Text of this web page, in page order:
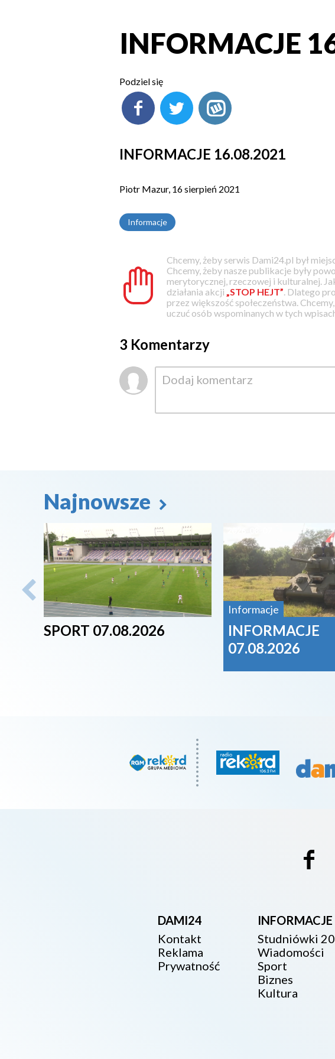
INFORMACJE
Podziel się
INFORMACJE 16.08.2021
Piotr Mazur, 16 sierpień 2021
Informacje
Chcemy, żeby serwis Dami24.pl był
Chcemy, żeby nasze publikacje były
merytorycznej, rzeczowej i kulturalnej.
działania akcji „STOP HEJT” . Dlatego
przez większość społeczeństwa.
uczuć osób wspominanych w tych
3 Komentarzy
Najnowsze
2026-08-07
SPORT 07.08.2026
Informacje
INFORMACJE
07.08.2026
DAMI24
Kontakt
Reklama
Prywatność
INFORMACJE
Studniówki
Wiadomości
Sport
Biznes
Kultura